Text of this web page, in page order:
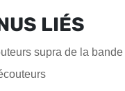
LIÉS
supra de la